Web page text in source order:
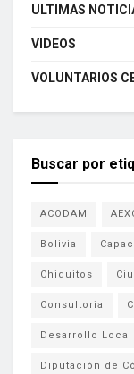
ULTIMAS
VIDEOS
VOLUNTARIOS
Buscar por
ACODAM
Bolivia
Chiquitos
Consultoria
Desarrollo Local
Diputación de